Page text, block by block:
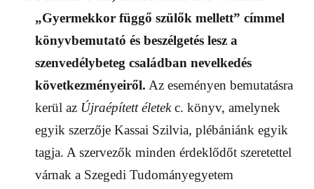
„Gyermekkor függő szülők mellett” címmel
könyvbemutató és beszélgetés lesz a
szenvedélybeteg családban nevelkedés
következményeiről. Az eseményen bemutatásra
kerül az Újraépített életekc. könyv, amelynek
egyik szerzője Kassai Szilvia, plébániánk egyik
tagja. A szervezők minden érdeklődőt szeretettel
várnak a Szegedi Tudományegyetem